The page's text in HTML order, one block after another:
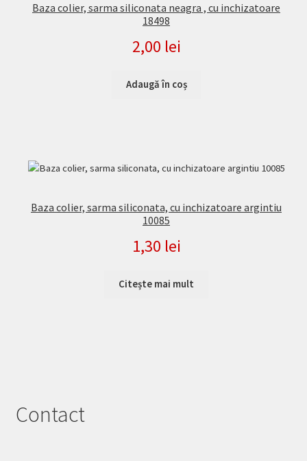
Baza colier, sarma siliconata neagra , cu inchizatoare
18498
2,00 lei
Adaugă în coș
Baza colier, sarma siliconata, cu inchizatoare argintiu
10085
1,30 lei
Citește mai mult
Contact